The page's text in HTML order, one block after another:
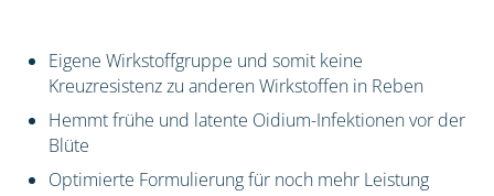
Eigene Wirkstoffgruppe und somit keine
Kreuzresistenz zu anderen Wirkstoffen in Reben
Hemmt frühe und latente Oidium-Infektionen vor der
Blüte
Optimierte Formulierung für noch mehr Leistung